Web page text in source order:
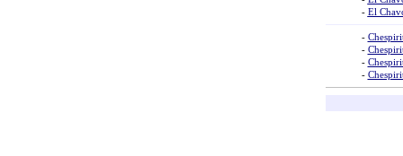
- El
-
-
-
-